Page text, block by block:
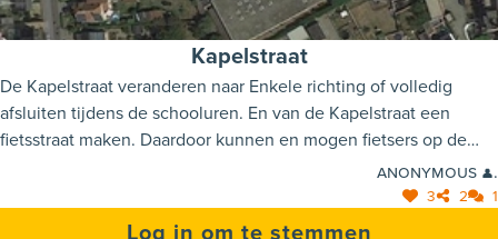
Kapelstraat
De Kapelstraat veranderen naar Enkele richting of volledig
afsluiten tijdens de schooluren. En van de Kapelstraat een
fietsstraat maken. Daardoor kunnen en mogen fietsers op de
baan rijden wanneer de school uit is. Wel extra parkeerstroken
voorzien tov het kruispunt Kapelstraat - Holven. Automobilisten
stimuleren om hier te parkeren.
Anonymous 👤.
3 2 1
Log in om te stemmen